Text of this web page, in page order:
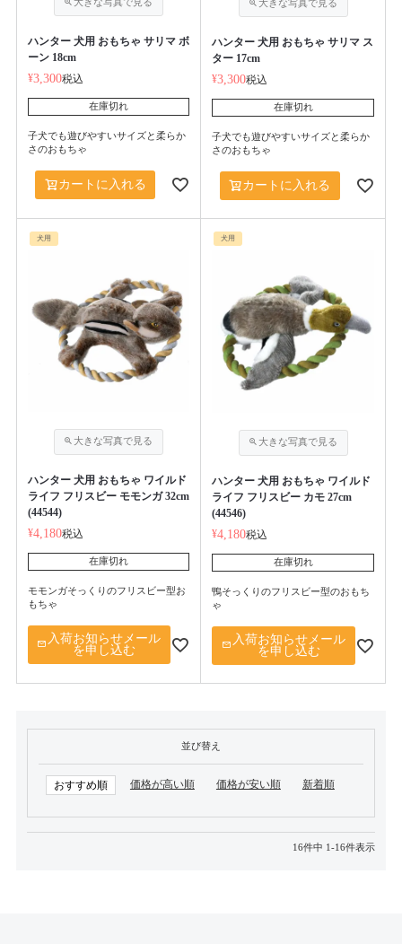
ハンター 犬用 おもちゃ サリマ ボ
ーン 18cm
¥3,300税込
在庫切れ
子犬でも遊びやすいサイズと柔らか
さのおもちゃ
カートに入れる
ハンター 犬用 おもちゃ サリマ ス
ター 17cm
¥3,300税込
在庫切れ
子犬でも遊びやすいサイズと柔らか
さのおもちゃ
カートに入れる
犬用
ハンター 犬用 おもちゃ ワイルド
ライフ フリスビー モモンガ 32cm
(44544)
¥4,180税込
在庫切れ
モモンガそっくりのフリスビー型お
もちゃ
入荷お知らせメール
を申し込む
犬用
ハンター 犬用 おもちゃ ワイルド
ライフ フリスビー カモ 27cm
(44546)
¥4,180税込
在庫切れ
鴨そっくりのフリスビー型のおもち
ゃ
入荷お知らせメール
を申し込む
並び替え
おすすめ順 価格が高い順 価格が安い順 新着順
16件中 1-16件表示